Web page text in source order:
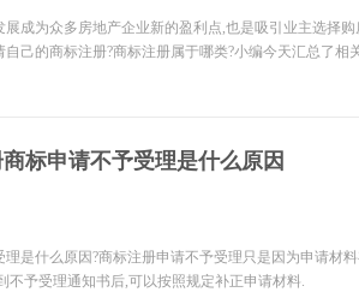
展成为众多房地产企业新的盈利点,也是吸引业主选择
自己的商标注册?商标注册属于哪类?小编今天汇总了相
标申请不予受理是什么原因
是什么原因?商标注册申请不予受理只是因为申请材
不予受理通知书后,可以按照规定补正申请材料.